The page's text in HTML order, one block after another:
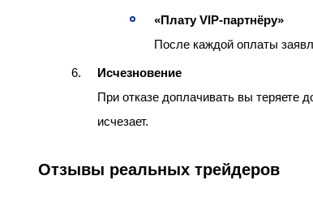
«Плату VIP‑партнёру»
После каждой оплаты
Исчезновение
При отказе доплачивать вы теряете
исчезает.
Отзывы реальных трейдеров